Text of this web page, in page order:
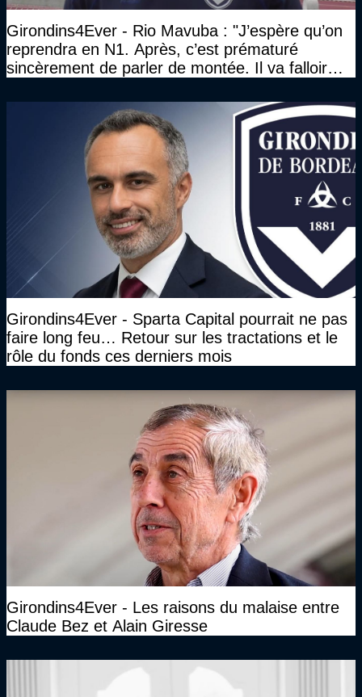
Girondins4Ever - Rio Mavuba : "J’espère qu’on
reprendra en N1. Après, c’est prématuré
sincèrement de parler de montée. Il va falloir
Girondins4Ever - Sparta Capital pourrait ne pas
faire long feu… Retour sur les tractations et le
rôle du fonds ces derniers mois
Girondins4Ever - Les raisons du malaise entre
Claude Bez et Alain Giresse